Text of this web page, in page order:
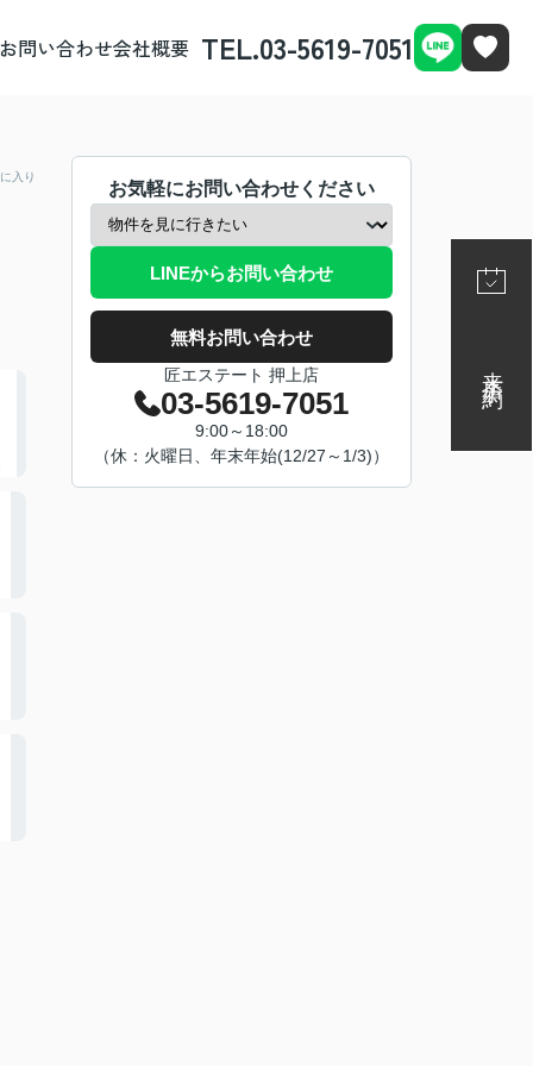
お問い合わせ会社概要 TEL.03-5619-7051
入り
お気軽にお問い合わせください
LINEからお問い合わせ
無料お問い合わせ
匠エステート 押上店
03-5619-7051
9:00～18:00
（休：火曜日、年末年始(12/27～1/3)）